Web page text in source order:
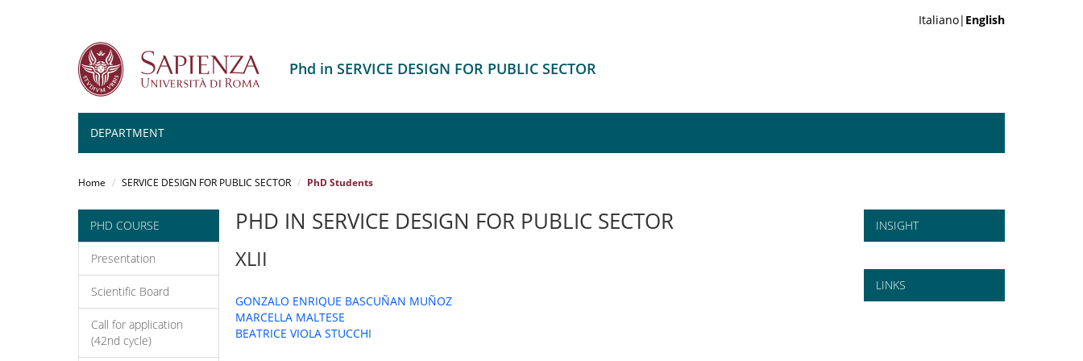
Italiano| English
Phd in SERVICE DESIGN FOR PUBLIC SECTOR
DEPARTMENT
Home SERVICE DESIGN FOR PUBLIC SECTOR PhD Students
PHD COURSE
Presentation
Scientific Board
Call for application
(42nd cycle)
PHD IN SERVICE DESIGN FOR PUBLIC SECTOR
XLII
GONZALO ENRIQUE BASCUÑAN MUÑOZ
MARCELLA MALTESE
BEATRICE VIOLA STUCCHI
INSIGHT
LINKS